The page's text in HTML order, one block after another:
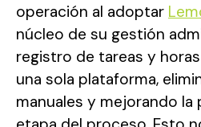
operación al adoptar
núcleo de su gestión
registro de tareas y
una sola plataforma,
manuales y mejorando la